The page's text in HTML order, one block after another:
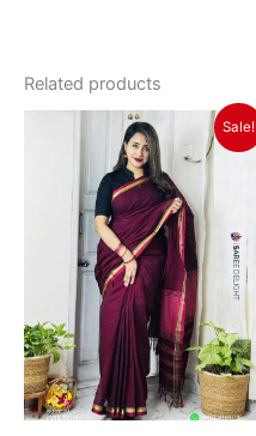
Related products
Sale!
Original
৳ 1,650.
Current
price
is:
৳ 1,450.